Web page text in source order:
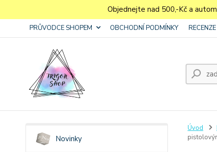
Objednejte nad 500,-Kč a
PRŮVODCE SHOPEM OBCHODNÍ PODMÍNKY
Novinky
Úvod